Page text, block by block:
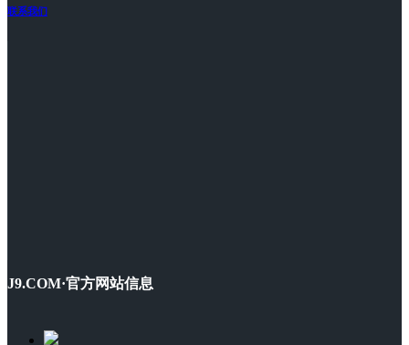
联系我们
J9.COM·官方网站信息